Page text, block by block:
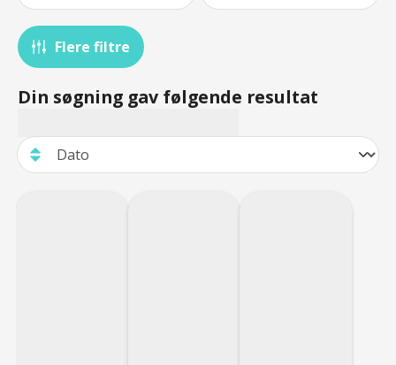
Flere filtre
Din søgning gav følgende resultat